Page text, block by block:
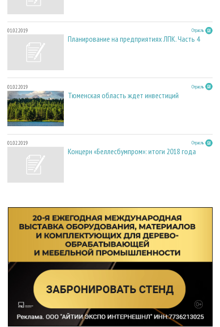
01.02.2019 Отрасль
Планирование на предприятиях ЛПК. Часть 4
01.02.2019 Отрасль
Тюменская область ждет инвестиций
01.02.2019 Отрасль
Концерн «Беллесбумпром»: итоги 2018 года